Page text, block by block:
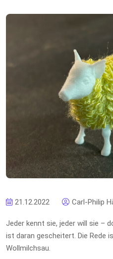
21.12.2022 Carl-Philip
Jeder kennt sie, jeder will sie –
ist daran gescheitert. Die Rede
Wollmilchsau.